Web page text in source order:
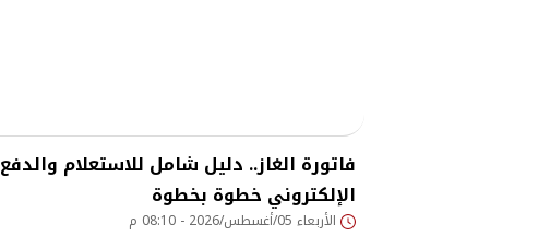
فاتورة الغاز.. دليل شامل للاستعلام والدفع
الإلكتروني خطوة بخطوة
الأربعاء 05/أغسطس/2026 - 08:10 م